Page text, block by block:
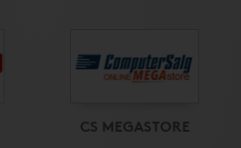
CS MEGASTORE